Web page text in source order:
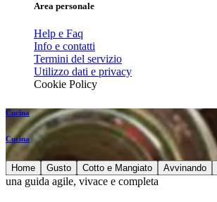
Area personale
Help e Faq
Info e contatti
Termini del servizio
Utilizzo dati e privacy
Cookie Policy
Cucina
Cucina
Home Gusto Cotto e Mangiato Avvinando
una guida agile, vivace e completa